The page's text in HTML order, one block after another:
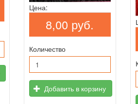
Цена:
8,00 руб.
Количество
Добавить в корзину